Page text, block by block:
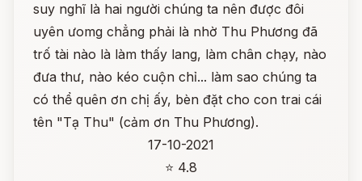
suy nghĩ là hai người chúng ta nên được đôi
uyên ưomg chẳng phải là nhờ Thu Phương đã
trố tài nào là làm thấy lang, làm chân chạy, nào
đưa thư, nào kéo cuộn chỉ... làm sao chúng ta
có thể quên ơn chị ấy, bèn đặt cho con trai cái
tên "Tạ Thu" (cảm ơn Thu Phương).
17-10-2021
⭐ 4.8